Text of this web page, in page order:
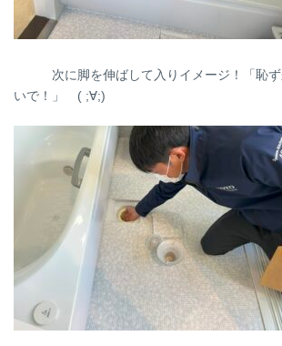
次に脚を伸ばして入りイメージ！「恥ず
いで！」 ( ;∀;)